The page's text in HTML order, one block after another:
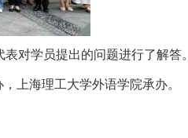
对学员提出的问题进行了解答。
上海理工大学外语学院承办。